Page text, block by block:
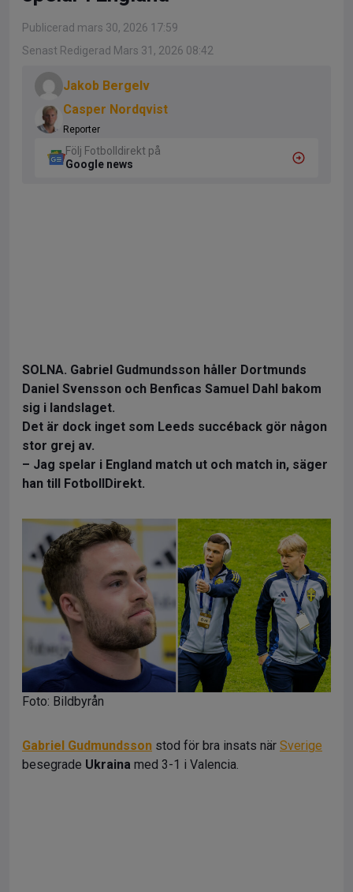
Publicerad mars 30, 2026 17:59
Senast Redigerad Mars 31, 2026 08:42
Jakob Bergelv
Casper Nordqvist
Reporter
Följ Fotbolldirekt på
Google news
SOLNA. Gabriel Gudmundsson håller Dortmunds
Daniel Svensson och Benficas Samuel Dahl bakom
sig i landslaget.
Det är dock inget som Leeds succéback gör någon
stor grej av.
– Jag spelar i England match ut och match in, säger
han till FotbollDirekt.
Foto: Bildbyrån
Gabriel Gudmundsson stod för bra insats när Sverige
besegrade Ukraina med 3-1 i Valencia.